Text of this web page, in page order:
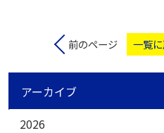
前のページ 一覧
アーカイブ
2026